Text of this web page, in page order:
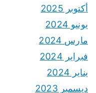
أكتوبر 2025
يونيو 2024
مارس 2024
فبراير 2024
يناير 2024
ديسمبر 2023